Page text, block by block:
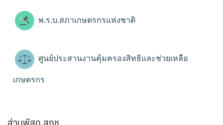
พ.ร.บ.สภาเกษตรกรแห่งชาติ
ศูนย์ประสานงานคุ้มครองสิทธิและช่วยเหลือ
เกษตรกร